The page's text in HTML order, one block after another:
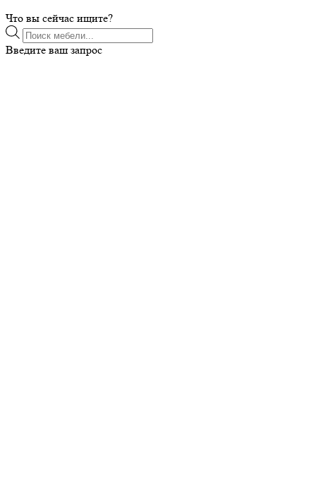
Что вы сейчас ищите?
Поиск
товаров
Введите ваш запрос